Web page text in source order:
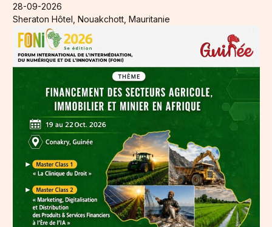
28-09-2026
Sheraton Hôtel, Nouakchott, Mauritanie